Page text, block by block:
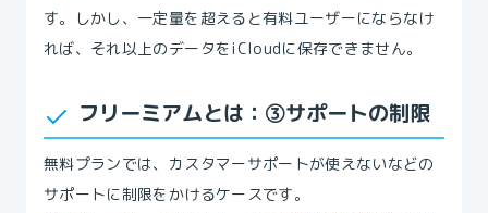
す。しかし、一定量を超えると有料ユーザーにならなけ
れば、それ以上のデータをiCloudに保存できません。
フリーミアムとは：③サポートの制限
無料プランでは、カスタマーサポートが使えないなどの
サポートに制限をかけるケースです。